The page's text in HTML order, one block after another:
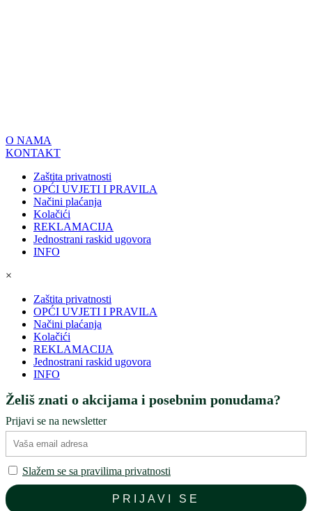
O NAMA
KONTAKT
Zaštita privatnosti
OPĆI UVJETI I PRAVILA
Načini plaćanja
Kolačići
REKLAMACIJA
Jednostrani raskid ugovora
INFO
×
Zaštita privatnosti
OPĆI UVJETI I PRAVILA
Načini plaćanja
Kolačići
REKLAMACIJA
Jednostrani raskid ugovora
INFO
Želiš znati o akcijama i posebnim ponudama?
Prijavi se na newsletter
Slažem se sa pravilima privatnosti